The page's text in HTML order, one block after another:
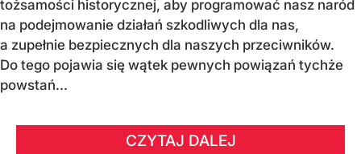
tożsamości historycznej, aby programować nasz naród
na podejmowanie działań szkodliwych dla nas,
a zupełnie bezpiecznych dla naszych przeciwników.
Do tego pojawia się wątek pewnych powiązań tychże
powstań...
CZYTAJ DALEJ